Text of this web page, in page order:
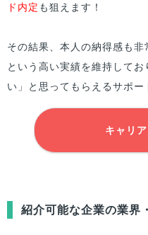
ド内定 も狙えます！
その結果、本人の納得感も
という高い実績を維持して
い」と思ってもらえるサポー
キャリ
紹介可能な企業の業界